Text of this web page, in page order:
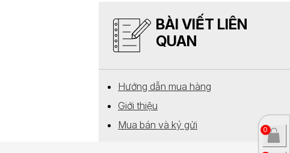
BÀI VIẾT LIÊN
QUAN
Hướng dẫn mua hàng
Giới thiệu
Mua bán và ký gửi
0